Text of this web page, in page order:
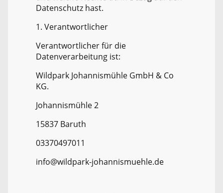
Datenschutz hast.
1. Verantwortlicher
Verantwortlicher für die
Datenverarbeitung ist:
Wildpark Johannismühle GmbH & Co
KG.
Johannismühle 2
15837 Baruth
03370497011
info@wildpark-johannismuehle.de